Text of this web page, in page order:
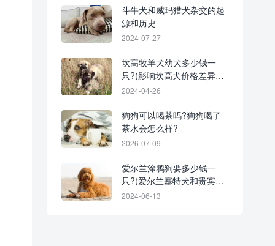
斗牛犬和威玛猎犬杂交的起
源和历史
2024-07-27
坎高牧羊犬幼犬多少钱一
只?(影响坎高犬价格差异的
因素)
2024-04-26
狗狗可以喝茶吗?狗狗喝了
茶水会怎么样?
2026-07-09
爱尔兰涂鸦狗要多少钱一
只?(爱尔兰塞特犬和贵宾犬
杂交的优缺点)
2024-06-13